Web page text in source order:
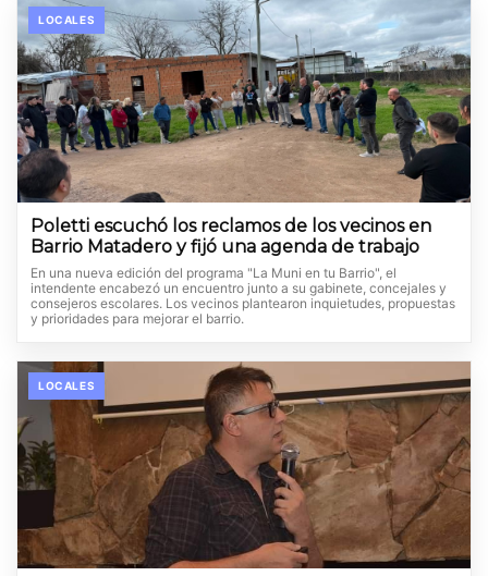
LOCALES
Poletti escuchó los reclamos de los vecinos en
Barrio Matadero y fijó una agenda de trabajo
En una nueva edición del programa "La Muni en tu Barrio", el
intendente encabezó un encuentro junto a su gabinete, concejales y
consejeros escolares. Los vecinos plantearon inquietudes, propuestas
y prioridades para mejorar el barrio.
LOCALES